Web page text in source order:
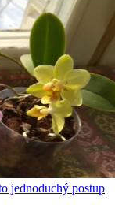
jednoduchý postup